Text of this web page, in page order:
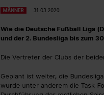
MÄNNER 31.03.2020
Wie die Deutsche Fußball Liga
und der 2. Bundesliga bis zum
Die Vertreter der Clubs der
Geplant ist weiter, die
wurde unter anderem die Task-